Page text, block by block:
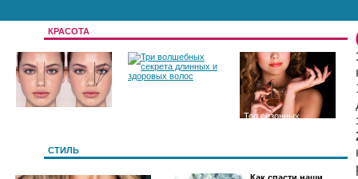
КРАСОТА
Топ сезонных
СТИЛЬ